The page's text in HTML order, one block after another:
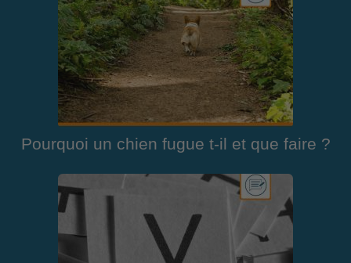
Pourquoi un chien fugue t-il et que faire ?